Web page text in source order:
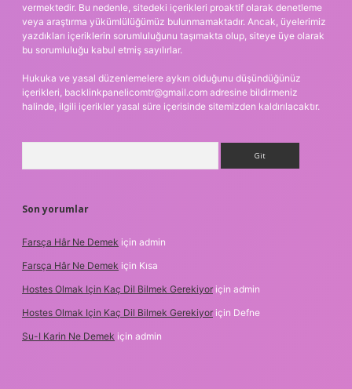
vermektedir. Bu nedenle, sitedeki içerikleri proaktif olarak denetleme
veya araştırma yükümlülüğümüz bulunmamaktadır. Ancak, üyelerimiz
yazdıkları içeriklerin sorumluluğunu taşımakta olup, siteye üye olarak
bu sorumluluğu kabul etmiş sayılırlar.
Hukuka ve yasal düzenlemelere aykırı olduğunu düşündüğünüz
içerikleri, backlinkpanelicomtr@gmail.com adresine bildirmeniz
halinde, ilgili içerikler yasal süre içerisinde sitemizden kaldırılacaktır.
Son yorumlar
Farsça Hâr Ne Demek için admin
Farsça Hâr Ne Demek için Kısa
Hostes Olmak Için Kaç Dil Bilmek Gerekiyor için admin
Hostes Olmak Için Kaç Dil Bilmek Gerekiyor için Defne
Su-I Karin Ne Demek için admin